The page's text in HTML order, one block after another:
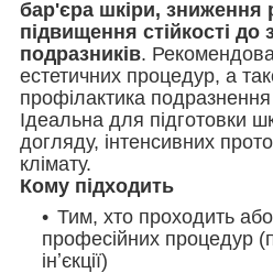
бар'єра шкіри, зниження
підвищення стійкості до
подразників.
естетичних процедур, а
профілактика подразнення
Ідеальна для підготовки
догляду, інтенсивних
клімату.
Кому підходить
Тим, хто проходить
професійних процедур
інʼєкції)